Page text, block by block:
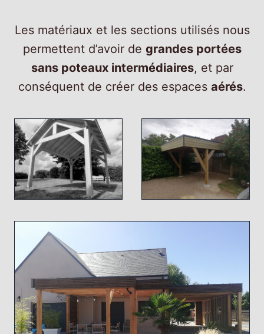
Les matériaux et les sections utilisés nous
permettent d’avoir de grandes portées
sans poteaux intermédiaires, et par
conséquent de créer des espaces aérés.